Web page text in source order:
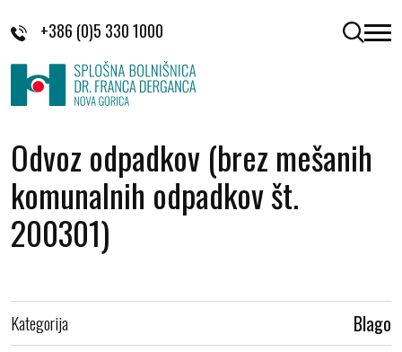
+386 (0)5 330 1000 odpri
Odvoz odpadkov (brez mešanih
komunalnih odpadkov št.
200301)
Kategorija Blago